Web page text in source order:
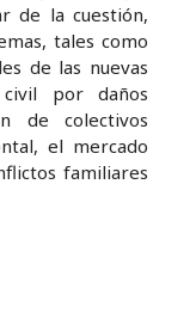
de la cuestión,
tales como
de las nuevas
civil por daños
de colectivos
el mercado
familiares